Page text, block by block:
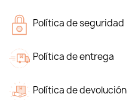
Política de seguridad
Política de entrega
Política de devolución